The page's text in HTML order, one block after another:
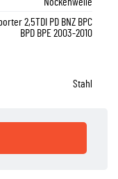
2,5TDI PD BNZ BPC
BPD BPE 2003-2010
Stahl